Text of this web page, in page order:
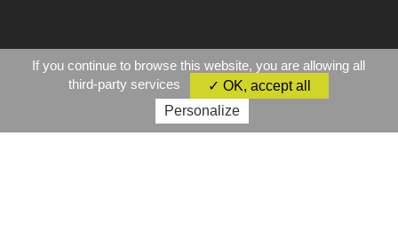
If you continue to browse this website, you are allowing all
third-party services
✓ OK, accept all
Personalize